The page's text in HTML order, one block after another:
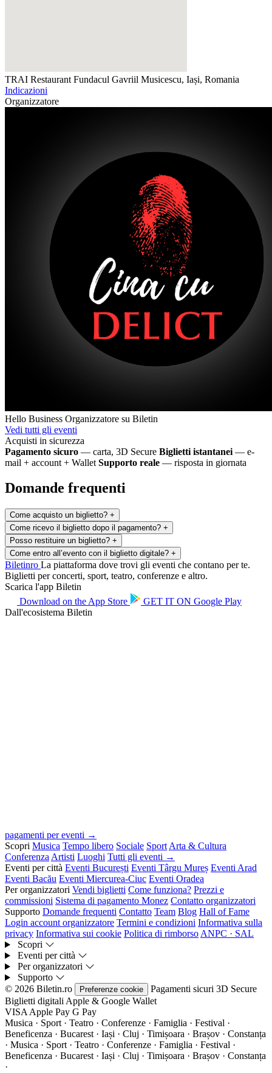
TRAI Restaurant Fundacul Gavriil Musicescu, Iași, Romania
Indicazioni
Organizzatore
Hello Business Organizzatore su Biletin
Vedi tutti gli eventi
Acquisti in sicurezza
Pagamento sicuro — carta, 3D Secure Biglietti istantanei — e-
mail + account + Wallet Supporto reale — risposta in giornata
Domande frequenti
Come acquisto un biglietto? +
Come ricevo il biglietto dopo il pagamento? +
Posso restituire un biglietto? +
Come entro all’evento con il biglietto digitale? +
Biletinro La piattaforma dove trovi gli eventi che contano per te.
Biglietti per concerti, sport, teatro, conferenze e altro.
Scarica l'app Biletin
Download on the App Store GET IT ON Google Play
Dall'ecosistema Biletin
pagamenti per eventi →
Scopri Musica Tempo libero Sociale Sport Arta & Cultura
Conferenza Artisti Luoghi Tutti gli eventi →
Eventi per città Eventi București Eventi Târgu Mureș Eventi Arad
Eventi Bacău Eventi Miercurea-Ciuc Eventi Oradea
Per organizzatori Vendi biglietti Come funziona? Prezzi e
commissioni Sistema di pagamento Monez Contatto organizzatori
Supporto Domande frequenti Contatto Team Blog Hall of Fame
Login account organizzatore Termini e condizioni Informativa sulla
privacy Informativa sui cookie Politica di rimborso ANPC · SAL
Scopri
Eventi per città
Per organizzatori
Supporto
© 2026 Biletin.ro
Preferenze cookie Pagamenti sicuri 3D Secure
Biglietti digitali Apple & Google Wallet
VISA Apple Pay G Pay
Musica · Sport · Teatro · Conferenze · Famiglia · Festival ·
Beneficenza · Bucarest · Iași · Cluj · Timișoara · Brașov · Constanța
· Musica · Sport · Teatro · Conferenze · Famiglia · Festival ·
Beneficenza · Bucarest · Iași · Cluj · Timișoara · Brașov · Constanța
·